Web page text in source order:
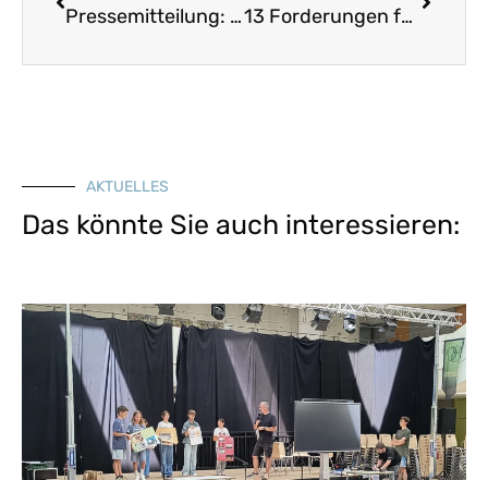
Pressemitteilung: Petition für die Valepp 13 Forderungen für eine neue Bau-Kultur
AKTUELLES
Das könnte Sie auch interessieren: